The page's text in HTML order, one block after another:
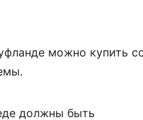
можно купить
должны быть